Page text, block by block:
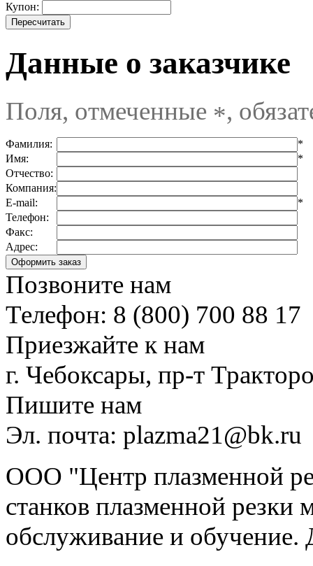
Купон:
Данные о заказчике
Поля, отмеченные *,
Фамилия:
*
Имя:
*
Отчество:
Компания:
E-mail:
*
Телефон:
Факс:
Адрес:
Позвоните нам
Телефон: 8 (800) 700 88 17
Приезжайте к нам
г. Чебоксары, пр-т
Пишите нам
Эл. почта: plazma21@bk.ru
ООО "Центр плазменной
станков плазменной резки
обслуживание и обучение.